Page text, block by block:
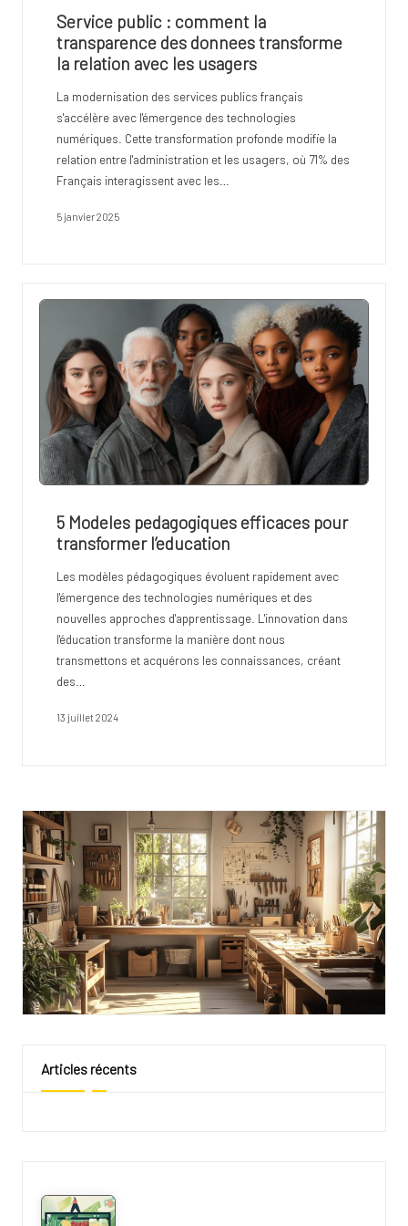
o
s
t
u
d
i
o
Service public : comment la
transparence des donnees transforme
la relation avec les usagers
La modernisation des services publics français
s'accélère avec l'émergence des technologies
numériques. Cette transformation profonde modifie la
relation entre l'administration et les usagers, où 71% des
Français interagissent avec les…
5 janvier 2025
5 Modeles pedagogiques efficaces pour
transformer l’education
Les modèles pédagogiques évoluent rapidement avec
l'émergence des technologies numériques et des
nouvelles approches d'apprentissage. L'innovation dans
l'éducation transforme la manière dont nous
transmettons et acquérons les connaissances, créant
des…
13 juillet 2024
Articles récents